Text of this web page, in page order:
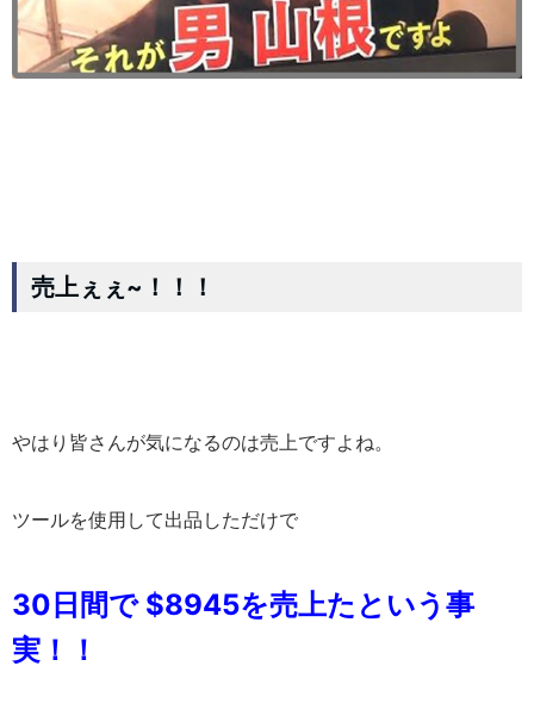
売上ぇぇ~！！！
やはり皆さんが気になるのは売上ですよね。
ツールを使用して出品しただけで
30日間で $8945を売上たという事
実！！